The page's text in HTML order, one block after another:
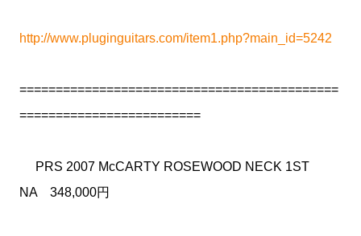
http://www.pluginguitars.com/item1.php?main_id=5242
============================================
=========================
PRS 2007 McCARTY ROSEWOOD NECK 1ST
NA 348,000円